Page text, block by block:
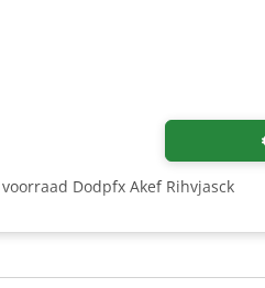
Dodpfx Akef Rihvjasck